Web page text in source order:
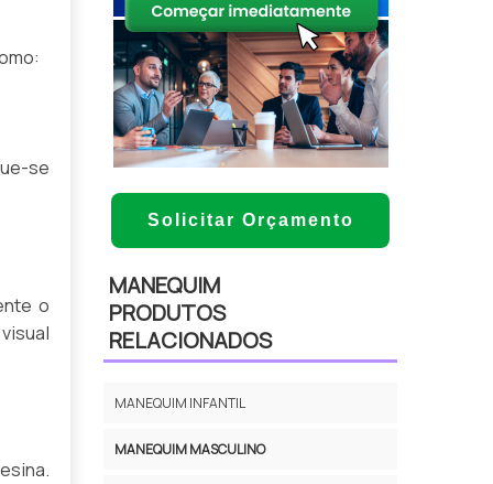
se
o
Solicitar Orçamento
MANEQUIM
PRODUTOS
RELACIONADOS
MANEQUIM INFANTIL
MANEQUIM MASCULINO